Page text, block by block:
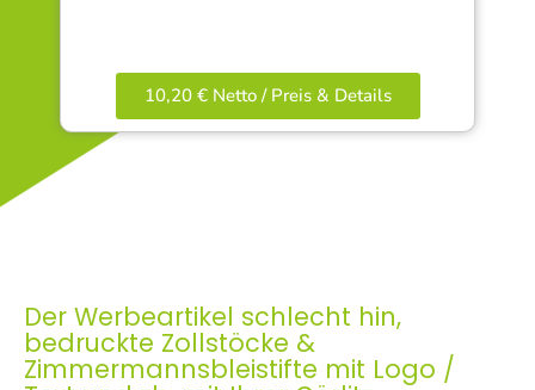
10,20 € Netto / Preis & Details
Der Werbeartikel schlecht hin,
bedruckte Zollstöcke &
Zimmermannsbleistifte mit Logo /